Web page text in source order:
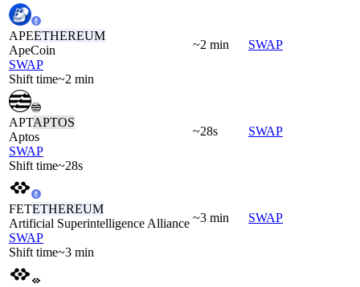
APEETHEREUM
ApeCoin
SWAP
Shift time~2 min
~2 min SWAP
APTAPTOS
Aptos
SWAP
Shift time~28s
~28s SWAP
FETETHEREUM
Artificial Superintelligence Alliance
SWAP
Shift time~3 min
~3 min SWAP